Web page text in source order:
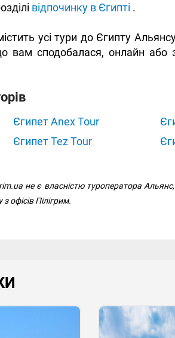
відпочинку в Єгипті .
усі тури до Єгипту
вам сподобалася, онлайн або
Єгипет Anex Tour
Єгипет Tez Tour
не є власністю туроператора
офісів Пілігрим.